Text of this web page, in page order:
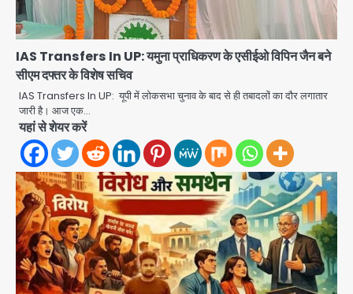
IAS Transfers In UP: यमुना प्राधिकरण के एसीईओ विपिन जैन बने
सीएम दफ्तर के विशेष सचिव
IAS Transfers In UP: यूपी में लोकसभा चुनाव के बाद से ही तबादलों का दौर लगातार
जारी है। आज एक…
यहां से शेयर करें
2
Noida District Hospital: नोएडा
जिला अस्पताल में फॉल सीलिंग गिरी, गायनो
OT गैलरी में बड़ा हादसा टला; मरीजों की सुरक्षा
पर उठे सवाल
Avinash Kumar
3
Congress Mission 2027:
गाजियाबाद कांग्रेस के सह-पर्यवेक्षक बने
सतेन्द्र शर्मा, गौतमबुद्धनगर नेताओं ने जताया
आभार
Avinash Kumar